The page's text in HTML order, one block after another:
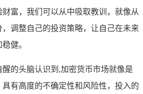
富，我们可以从中吸取教训，就像从
调整自己的投资策略，让自己在未来
健。
的头脑认识到,加密货币市场就像是
有高度的不确定性和风险性，投入的